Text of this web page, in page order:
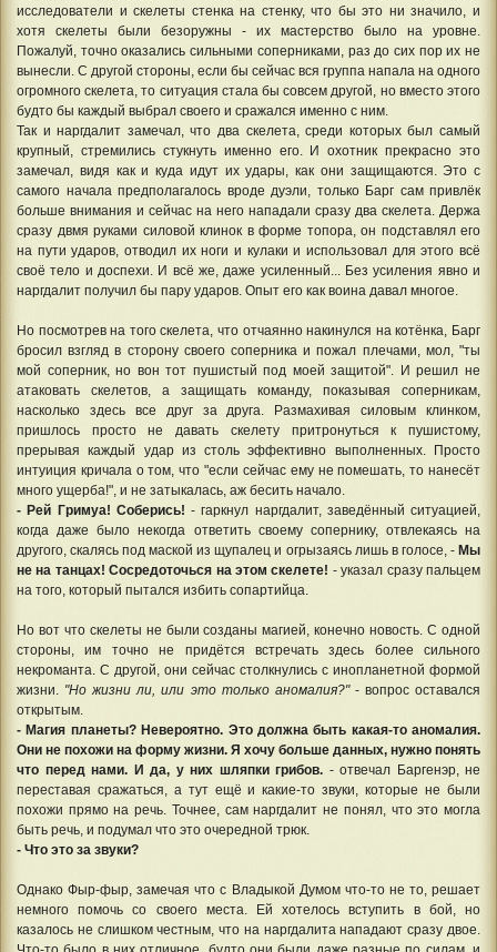
исследователи и скелеты стенка на стенку, что бы это ни значило, и
хотя скелеты были безоружны - их мастерство было на уровне.
Пожалуй, точно оказались сильными соперниками, раз до сих пор их не
вынесли. С другой стороны, если бы сейчас вся группа напала на одного
огромного скелета, то ситуация стала бы совсем другой, но вместо этого
будто бы каждый выбрал своего и сражался именно с ним.
Так и наргдалит замечал, что два скелета, среди которых был самый
крупный, стремились стукнуть именно его. И охотник прекрасно это
замечал, видя как и куда идут их удары, как они защищаются. Это с
самого начала предполагалось вроде дуэли, только Барг сам привлёк
больше внимания и сейчас на него нападали сразу два скелета. Держа
сразу двмя руками силовой клинок в форме топора, он подставлял его
на пути ударов, отводил их ноги и кулаки и использовал для этого всё
своё тело и доспехи. И всё же, даже усиленный... Без усиления явно и
наргдалит получил бы пару ударов. Опыт его как воина давал многое.
Но посмотрев на того скелета, что отчаянно накинулся на котёнка, Барг
бросил взгляд в сторону своего соперника и пожал плечами, мол, "ты
мой соперник, но вон тот пушистый под моей защитой". И решил не
атаковать скелетов, а защищать команду, показывая соперникам,
насколько здесь все друг за друга. Размахивая силовым клинком,
пришлось просто не давать скелету притронуться к пушистому,
прерывая каждый удар из столь эффективно выполненных. Просто
интуиция кричала о том, что "если сейчас ему не помешать, то нанесёт
много ущерба!", и не затыкалась, аж бесить начало.
- Рей Гримуа! Соберись! - гаркнул наргдалит, заведённый ситуацией,
когда даже было некогда ответить своему сопернику, отвлекаясь на
другого, скалясь под маской из щупалец и огрызаясь лишь в голосе, - Мы
не на танцах! Сосредоточься на этом скелете! - указал сразу пальцем
на того, который пытался избить сопартийца.
Но вот что скелеты не были созданы магией, конечно новость. С одной
стороны, им точно не придётся встречать здесь более сильного
некроманта. С другой, они сейчас столкнулись с инопланетной формой
жизни. "Но жизни ли, или это только аномалия?"- вопрос оставался
открытым.
- Магия планеты? Невероятно. Это должна быть какая-то аномалия.
Они не похожи на форму жизни. Я хочу больше данных, нужно понять
что перед нами. И да, у них шляпки грибов. - отвечал Баргенэр, не
переставая сражаться, а тут ещё и какие-то звуки, которые не были
похожи прямо на речь. Точнее, сам наргдалит не понял, что это могла
быть речь, и подумал что это очередной трюк.
- Что это за звуки?
Однако Фыр-фыр, замечая что с Владыкой Думом что-то не то, решает
немного помочь со своего места. Ей хотелось вступить в бой, но
казалось не слишком честным, что на наргдалита нападают сразу двое.